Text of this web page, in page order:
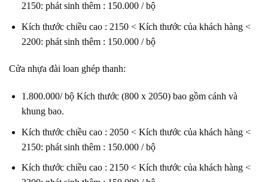
2150: phát sinh thêm : 150.000 / bộ
Kích thước chiều cao : 2150 < Kích thước của khách hàng <
2200: phát sinh thêm : 150.000 / bộ
Cửa nhựa đài loan ghép thanh:
1.800.000/ bộ Kích thước (800 x 2050) bao gồm cánh và
khung bao.
Kích thước chiều cao : 2050 < Kích thước của khách hàng <
2150: phát sinh thêm : 150.000 / bộ
Kích thước chiều cao : 2150 < Kích thước của khách hàng <